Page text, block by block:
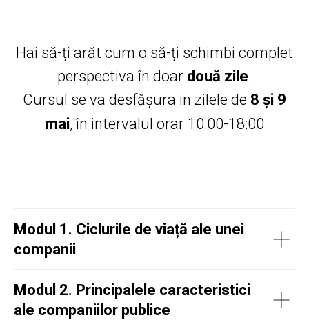
Hai să-ți arăt cum o să-ți schimbi complet
perspectiva în doar două zile.
Cursul se va desfășura in zilele de 8 și 9
mai, în intervalul orar 10:00-18:00
Modul 1. Ciclurile de viață ale unei
companii
Modul 2. Principalele caracteristici
ale companiilor publice